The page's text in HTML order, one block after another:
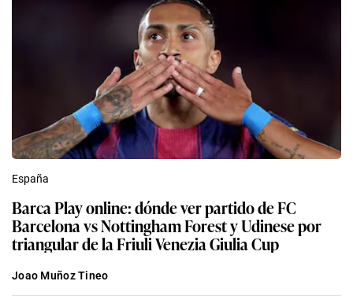
España
Barca Play online: dónde ver partido de FC
Barcelona vs Nottingham Forest y Udinese por
triangular de la Friuli Venezia Giulia Cup
Joao Muñoz Tineo